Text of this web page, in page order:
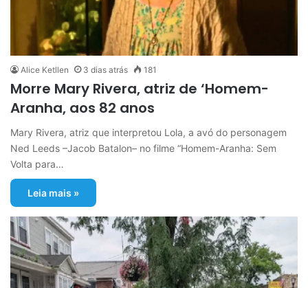
Alice Ketllen 3 dias atrás 181
Morre Mary Rivera, atriz de ‘Homem-
Aranha, aos 82 anos
Mary Rivera, atriz que interpretou Lola, a avó do personagem
Ned Leeds –Jacob Batalon– no filme “Homem-Aranha: Sem
Volta para…
Leia mais »